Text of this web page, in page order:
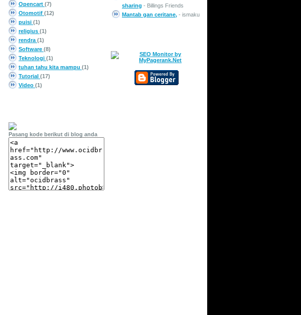
Opencart (7)
Otomotif (12)
puisi (1)
religius (1)
rendra (1)
Software (8)
Teknologi (1)
tuhan tahu kita mampu (1)
Tutorial (17)
Video (1)
Pasang kode berikut di blog anda
sharing - Billings Friends
Mantab gan ceritane, - ismaku